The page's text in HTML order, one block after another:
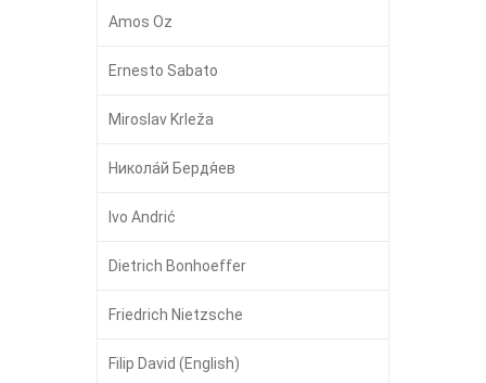
Amos Oz
Ernesto Sabato
Miroslav Krleža
Никола́й Бердя́ев
Ivo Andrić
Dietrich Bonhoeffer
Friedrich Nietzsche
Filip David (English)